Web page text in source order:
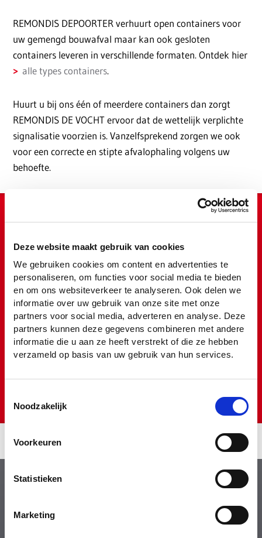
Deze website maakt gebruik van cookies
We gebruiken cookies om content en advertenties te
personaliseren, om functies voor social media te bieden
en om ons websiteverkeer te analyseren. Ook delen we
informatie over uw gebruik van onze site met onze
partners voor social media, adverteren en analyse. Deze
partners kunnen deze gegevens combineren met andere
informatie die u aan ze heeft verstrekt of die ze hebben
verzameld op basis van uw gebruik van hun services.
Noodzakelijk
Voorkeuren
Statistieken
Marketing
REMONDIS DEPOORTER verhuurt open containers voor
uw gemengd bouwafval maar kan ook gesloten
containers leveren in verschillende formaten. Ontdek hier
alle types containers.
Huurt u bij ons één of meerdere containers dan zorgt
REMONDIS DE VOCHT ervoor dat de wettelijk verplichte
signalisatie voorzien is. Vanzelfsprekend zorgen we ook
voor een correcte en stipte afvalophaling volgens uw
behoefte.
Offerte aanvragen
Vraag hieruw offerte of bel ons op059 70 71 40
REMONDIS DEPOORTER bvba
Privacyverklaring